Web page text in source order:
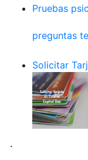
Pruebas
preguntas
Solicitar
.